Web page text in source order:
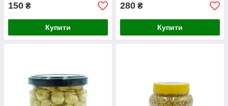
150 ₴
Купити
280 ₴
Купити